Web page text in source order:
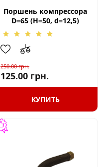
Поршень компрессора
D=65 (H=50, d=12,5)
250.00грн.
125.00 грн.
КУПИТЬ